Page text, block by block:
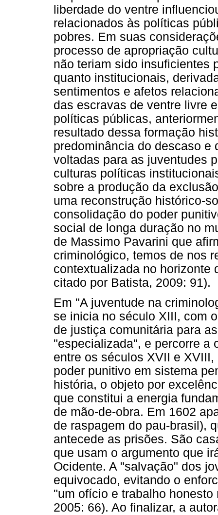
liberdade do ventre
relacionados às políticas
pobres. Em suas
processo de apropriação
não teriam sido insuficientes
quanto institucionais,
sentimentos e afetos
das escravas de ventre livre
políticas públicas,
resultado dessa formação
predominância do descaso
voltadas para as juventudes
culturas políticas
sobre a produção da
uma reconstrução histórico-
consolidação do poder
social de longa duração no
de Massimo Pavarini que
criminológico, temos de nos
contextualizada no horizonte
citado por Batista, 2009: 91).
Em "A juventude na
se inicia no século XIII, com
de justiça comunitária para
"especializada", e percorre a
entre os séculos XVII e
poder punitivo em sistema
história, o objeto por
que constitui a energia
de mão-de-obra. Em 1602
de raspagem do pau-brasil),
antecede as prisões. São
que usam o argumento que
Ocidente. A "salvação" dos
equivocado, evitando o
"um ofício e trabalho
2005: 66). Ao finalizar, a